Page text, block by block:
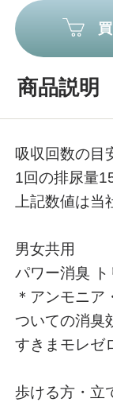
商品説明
吸収回数の目
1回の排尿量
上記数値は
男女共用
パワー消臭 ト
＊アンモニア
ついての消臭
すきまモレゼ
歩ける方・立